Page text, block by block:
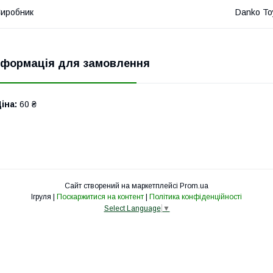
Danko
для замовлення
60 ₴
Сайт створений на маркетплейсі Prom.ua
Поскаржитися на контент
Політика конфіденційності
Select Language ▼